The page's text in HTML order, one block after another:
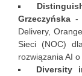
Grzeczyńska -
Delivery,
Sieci (NOC)
rozwiązania AI o
Diversity